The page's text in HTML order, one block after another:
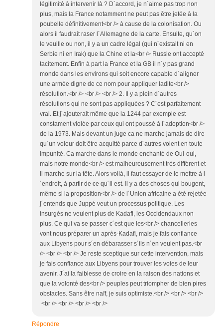
légitimité à intervenir là ? D´accord, je n´aime pas trop non
plus, mais la France notamment ne peut pas être jetée à la
poubelle définitivement<br /> à cause de la colonisation. Ou
alors il faudrait raser l´Allemagne de la carte. Ensuite, qu´on
le veuille ou non, il y a un cadre légal (qui n´existait ni en
Serbie ni en Irak) que la Chine et la<br /> Russie ont accepté
tacitement. Enfin à part la France et la GB il n´y pas grand
monde dans les environs qui soit encore capable d´aligner
une armée digne de ce nom pour appliquer ladite<br />
résolution.<br /> <br /> <br /> 2. Il y a plein d´autres
résolutions qui ne sont pas appliquées ? C´est parfaitement
vrai. Et j´ajouterait même que la 1244 par exemple est
constament violée par ceux qui ont poussé à l´adoption<br />
de la 1973. Mais devant un juge ca ne marche jamais de dire
qu´un voleur doit être acquitté parce d´autres volent en toute
impunité. Ca marche dans le monde enchanté de Oui-oui,
mais notre monde<br /> est malheureusement très différent et
il marche sur la tête. Alors voilà, il faut essayer de le mettre à l
´endroit, à partir de ce qu´il est. Il y a des choses qui bougent,
même si la proposition<br /> de l´Union africaine a été rejetée
j´entends que Juppé veut un processus politique. Les
insurgés ne veulent plus de Kadafi, les Occidendaux non
plus. Ce qui va se passer c´est que les<br /> chancelleries
vont nous préparer un après-Kadafi, mais je fais confiance
aux Libyens pour s´en débarasser s´ils n´en veulent pas.<br
/> <br /> <br /> Je reste sceptique sur cette intervention, mais
je fais confiance aux Libyens pour trouver les voies de leur
avenir. J´ai la faiblesse de croire en la raison des nations et
que la volonté des<br /> peuples peut triompher de bien pires
obstacles. Sans être naïf, je suis optimiste.<br /> <br /> <br />
<br /> <br /> <br /> <br />
Répondre